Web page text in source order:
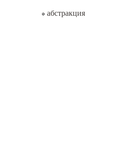
абстракция